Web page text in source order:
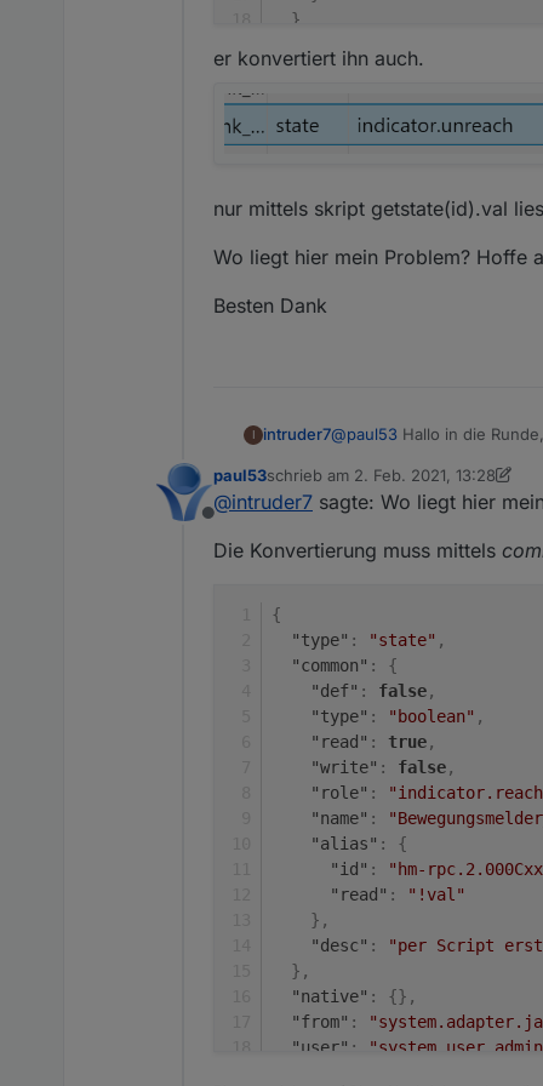
}
"from":
"ts"
1612101337265,
"_id":
"object"
,
"state":
"owner"
:
}
er konvertiert ihn auch.
nur mittels skript getstate(id).val
Wo liegt hier mein Problem? Hoffe
Besten Dank
I intruder7@paul53 Hallo in die Runde,
Bin gerade dabei meine
Problem gestoßen wo ich
ON, PRESENCE,
Der Alias dazu sieht so aus
  "type": "state",
    "read": true,
    "write": false,
"role":
"name":
    "alias": {
"id": "hm-
    },
"desc": "per
    "states": {
      "false": true,
      "true": false
    }
  "native": {},
"user":
  "ts": 1612101337265,
"_id":
Wo liegt hier mein
Besten Dank
Offline
paul53schrieb am 2. Feb. 2021, 13:28
zuletzt editiert von paul532. Feb.
@intruder7 sagte: Wo liegt hier
Die Konvertierung muss mittels
{
"type" : "state" ,
"common" :
{
"def" : false,
"type" : "boolean" ,
"read" : true,
"write" : false,
"role" :
"name" :
"alias" :
{
"id" : "hm-
"read" :
"!val"
} ,
"desc" :
"per Script
} ,
"native" : {} ,
"from" :
"user" :